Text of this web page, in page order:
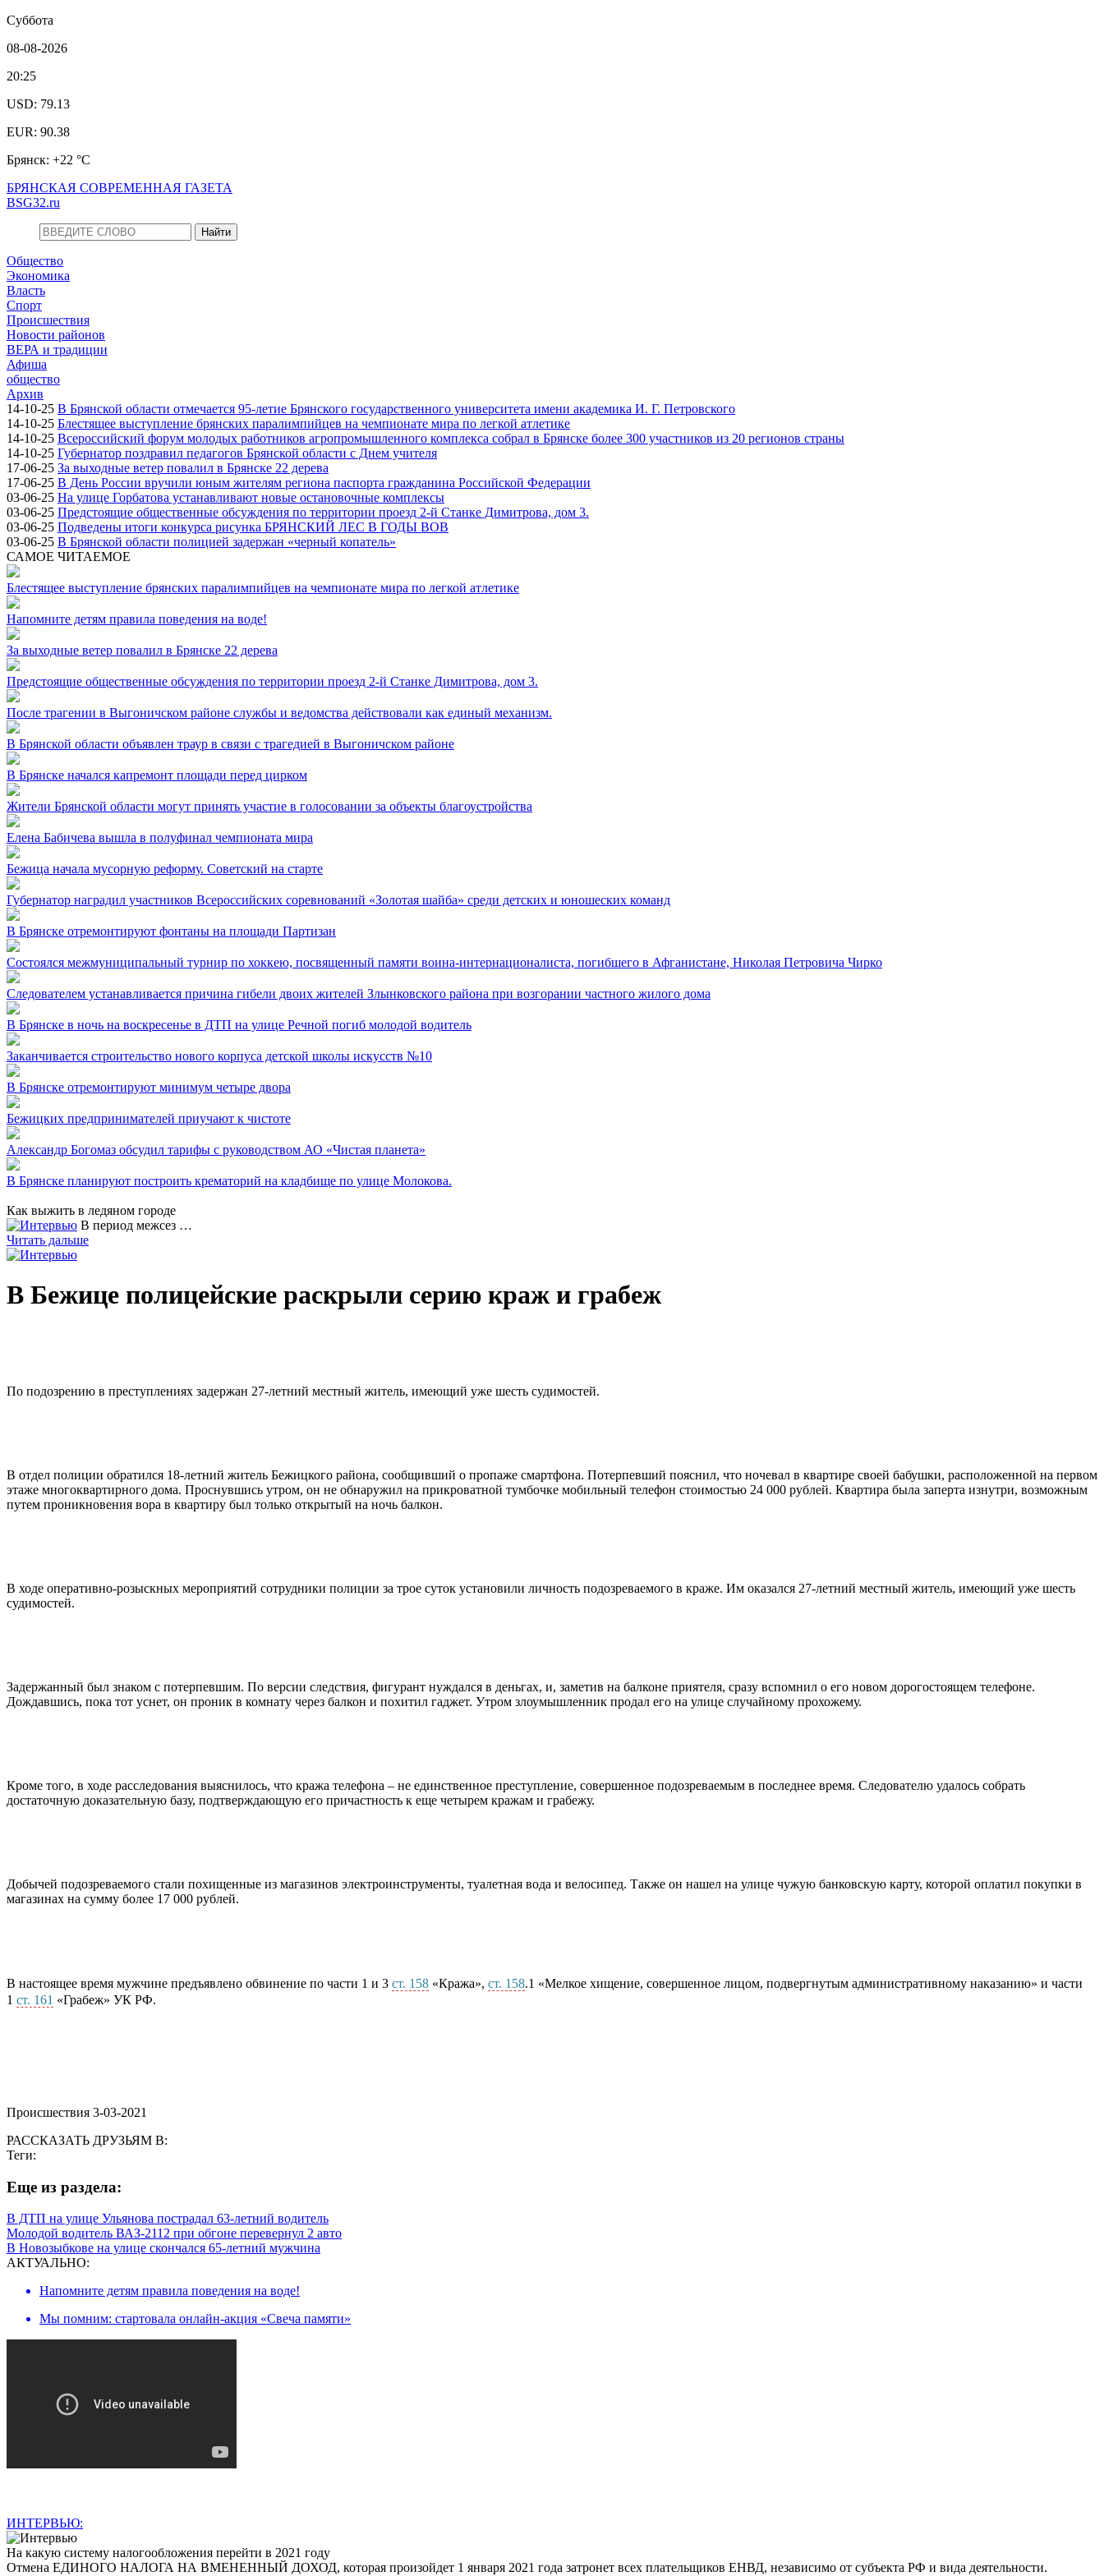
Суббота
08-08-2026
20:25
USD: 79.13
EUR: 90.38
Брянск: +22 °С
БРЯНСКАЯ СОВРЕМЕННАЯ ГАЗЕТА
BSG32.ru
Общество
Экономика
Власть
Спорт
Происшествия
Новости районов
ВЕРА и традиции
Афиша
общество
Архив
14-10-25 В Брянской области отмечается 95-летие Брянского государственного университета имени академика И. Г. Петровского
14-10-25 Блестящее выступление брянских паралимпийцев на чемпионате мира по легкой атлетике
14-10-25 Всероссийский форум молодых работников агропромышленного комплекса собрал в Брянске более 300 участников из 20 регионов страны
14-10-25 Губернатор поздравил педагогов Брянской области с Днем учителя
17-06-25 За выходные ветер повалил в Брянске 22 дерева
17-06-25 В День России вручили юным жителям региона паспорта гражданина Российской Федерации
03-06-25 На улице Горбатова устанавливают новые остановочные комплексы
03-06-25 Предстоящие общественные обсуждения по территории проезд 2-й Станке Димитрова, дом 3.
03-06-25 Подведены итоги конкурса рисунка БРЯНСКИЙ ЛЕС В ГОДЫ ВОВ
03-06-25 В Брянской области полицией задержан «черный копатель»
САМОЕ ЧИТАЕМОЕ
Блестящее выступление брянских паралимпийцев на чемпионате мира по легкой атлетике
Напомните детям правила поведения на воде!
За выходные ветер повалил в Брянске 22 дерева
Предстоящие общественные обсуждения по территории проезд 2-й Станке Димитрова, дом 3.
После трагении в Выгоничском районе службы и ведомства действовали как единый механизм.
В Брянской области объявлен траур в связи с трагедией в Выгоничском районе
В Брянске начался капремонт площади перед цирком
Жители Брянской области могут принять участие в голосовании за объекты благоустройства
Елена Бабичева вышла в полуфинал чемпионата мира
Бежица начала мусорную реформу. Советский на старте
Губернатор наградил участников Всероссийских соревнований «Золотая шайба» среди детских и юношеских команд
В Брянске отремонтируют фонтаны на площади Партизан
Состоялся межмуниципальный турнир по хоккею, посвященный памяти воина-интернационалиста, погибшего в Афганистане, Николая Петровича Чирко
Следователем устанавливается причина гибели двоих жителей Злынковского района при возгорании частного жилого дома
В Брянске в ночь на воскресенье в ДТП на улице Речной погиб молодой водитель
Заканчивается строительство нового корпуса детской школы искусств №10
В Брянске отремонтируют минимум четыре двора
Бежицких предпринимателей приучают к чистоте
Александр Богомаз обсудил тарифы с руководством АО «Чистая планета»
В Брянске планируют построить крематорий на кладбище по улице Молокова.
Как выжить в ледяном городе
В период межсез …
Читать дальше
В Бежице полицейские раскрыли серию краж и грабеж
По подозрению в преступлениях задержан 27-летний местный житель, имеющий уже шесть судимостей.
В отдел полиции обратился 18-летний житель Бежицкого района, сообщивший о пропаже смартфона. Потерпевший пояснил, что ночевал в квартире своей бабушки, расположенной на первом
этаже многоквартирного дома. Проснувшись утром, он не обнаружил на прикроватной тумбочке мобильный телефон стоимостью 24 000 рублей. Квартира была заперта изнутри, возможным
путем проникновения вора в квартиру был только открытый на ночь балкон.
В ходе оперативно-розыскных мероприятий сотрудники полиции за трое суток установили личность подозреваемого в краже. Им оказался 27-летний местный житель, имеющий уже шесть
судимостей.
Задержанный был знаком с потерпевшим. По версии следствия, фигурант нуждался в деньгах, и, заметив на балконе приятеля, сразу вспомнил о его новом дорогостоящем телефоне.
Дождавшись, пока тот уснет, он проник в комнату через балкон и похитил гаджет. Утром злоумышленник продал его на улице случайному прохожему.
Кроме того, в ходе расследования выяснилось, что кража телефона – не единственное преступление, совершенное подозреваемым в последнее время. Следователю удалось собрать
достаточную доказательную базу, подтверждающую его причастность к еще четырем кражам и грабежу.
Добычей подозреваемого стали похищенные из магазинов электроинструменты, туалетная вода и велосипед. Также он нашел на улице чужую банковскую карту, которой оплатил покупки в
магазинах на сумму более 17 000 рублей.
В настоящее время мужчине предъявлено обвинение по части 1 и 3 ст. 158 «Кража», ст. 158.1 «Мелкое хищение, совершенное лицом, подвергнутым административному наказанию» и части
1 ст. 161 «Грабеж» УК РФ.
Происшествия 3-03-2021
РАССКАЗАТЬ ДРУЗЬЯМ В:
Теги:
Eще из раздела:
В ДТП на улице Ульянова пострадал 63-летний водитель
Молодой водитель ВАЗ-2112 при обгоне перевернул 2 авто
В Новозыбкове на улице скончался 65-летний мужчина
АКТУАЛЬНО:
Напомните детям правила поведения на воде!
Мы помним: стартовала онлайн-акция «Свеча памяти»
ИНТЕРВЬЮ:
На какую систему налогообложения перейти в 2021 году
Отмена ЕДИНОГО НАЛОГА НА ВМЕНЕННЫЙ ДОХОД, которая произойдет 1 января 2021 года затронет всех плательщиков ЕНВД, независимо от субъекта РФ и вида деятельности.